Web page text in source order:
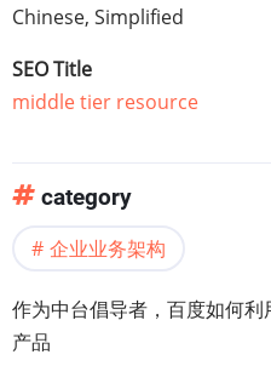
Chinese, Simplified
SEO Title
middle tier resource
category
企业业务架构
作为中台倡导者，百度如何利
产品